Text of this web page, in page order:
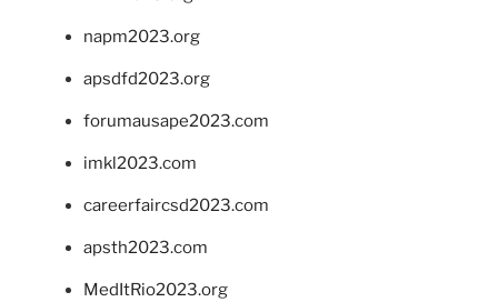
napm2023.org
apsdfd2023.org
forumausape2023.com
imkl2023.com
careerfaircsd2023.com
apsth2023.com
MedItRio2023.org